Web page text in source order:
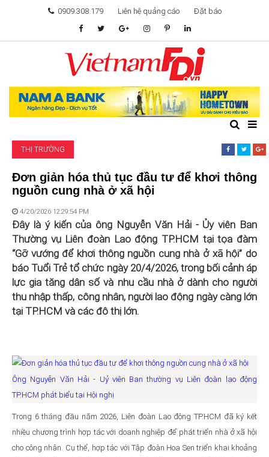
0909.308.179 Liên hệ quảng cáo Đặt báo
TÂM ĐIỂM ĐẦU TƯ
TÀI CHÍNH
KHỞI NGHIỆP
GIẢI TRÍ & CÔNG NGHỆ
THỊ TRƯỜNG
Đơn giản hóa thủ tục đầu tư để khơi thông
nguồn cung nhà ở xã hội
4/20/2026 12:29:54 PM
Đây là ý kiến của ông Nguyễn Văn Hải - Ủy viên Ban
Thường vụ Liên đoàn Lao động TP.HCM tại tọa đàm
“Gỡ vướng để khơi thông nguồn cung nhà ở xã hội” do
báo Tuổi Trẻ tổ chức ngày 20/4/2026, trong bối cảnh áp
lực gia tăng dân số và nhu cầu nhà ở dành cho người
thu nhập thấp, công nhân, người lao động ngày càng lớn
tại TP.HCM và các đô thị lớn.
Ông Nguyễn Văn Hải - Uỷ viên Ban thường vụ Liên đoàn lao động
TP.HCM phát biểu tại Hội nghị
Trong 6 tháng đầu năm 2026, Liên đoàn Lao động TP.HCM đã ký kết
nhiều chương trình hợp tác với doanh nghiệp để phát triển nhà ở xã hội
cho công nhân. Cụ thể, hợp tác với Tập đoàn Hoa Sen triển khai khoảng